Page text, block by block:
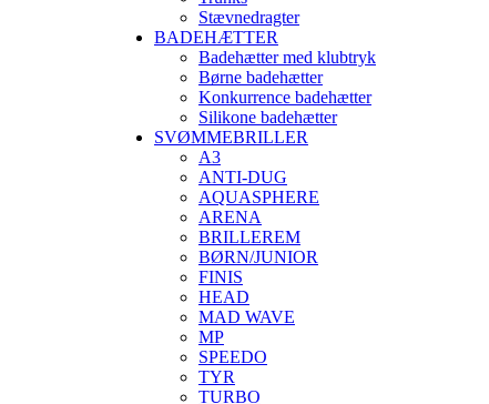
Stævnedragter
BADEHÆTTER
Badehætter med klubtryk
Børne badehætter
Konkurrence badehætter
Silikone badehætter
SVØMMEBRILLER
A3
ANTI-DUG
AQUASPHERE
ARENA
BRILLEREM
BØRN/JUNIOR
FINIS
HEAD
MAD WAVE
MP
SPEEDO
TYR
TURBO